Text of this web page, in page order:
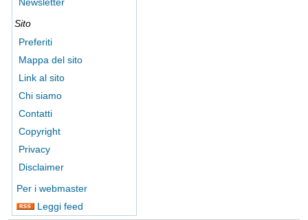
Sito
Preferiti
Mappa del sito
Link al sito
Chi siamo
Contatti
Copyright
Privacy
Disclaimer
Per i webmaster
Leggi feed